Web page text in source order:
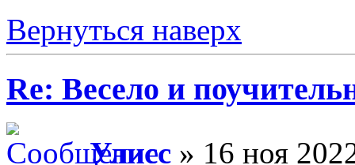
Вернуться наверх
Re: Весело и
Улисс » 16 ноя